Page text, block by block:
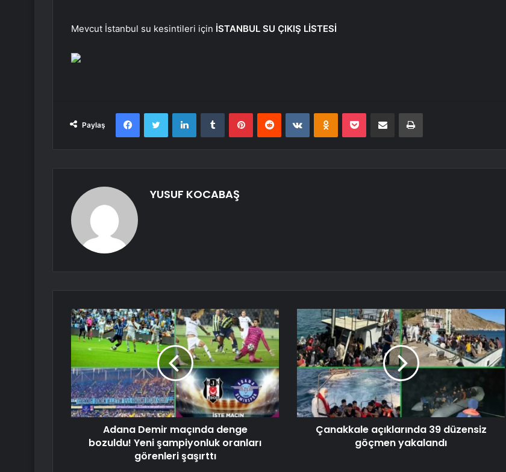
Mevcut İstanbul su kesintileri için İSTANBUL SU ÇIKIŞ LİSTESİ
Paylaş
FacebookTwitterLinkedInTumblrPinterestReddit VKontakteOdnoklassniki
Pocket E-Posta ile paylaş Yazdır
YUSUF KOCABAŞ
Adana Demir maçında denge
bozuldu! Yeni şampiyonluk oranları
görenleri şaşırttı
Çanakkale açıklarında 39 düzensiz
göçmen yakalandı